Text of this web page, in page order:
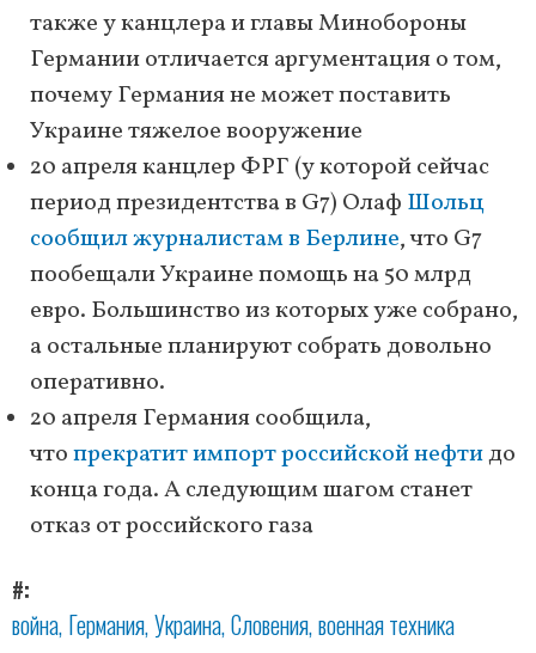
также у канцлера и главы Минобороны
Германии отличается аргументация о том,
почему Германия не может поставить
Украине тяжелое вооружение
20 апреля канцлер ФРГ (у которой сейчас
период президентства в G7) Олаф Шольц
сообщил журналистам в Берлине, что G7
пообещали Украине помощь на 50 млрд
евро. Большинство из которых уже собрано,
а остальные планируют собрать довольно
оперативно.
20 апреля Германия сообщила,
чтопрекратит импорт российской нефтидо
конца года. А следующим шагом станет
отказ от российского газа
#
война Германия Украина Словения военная техника